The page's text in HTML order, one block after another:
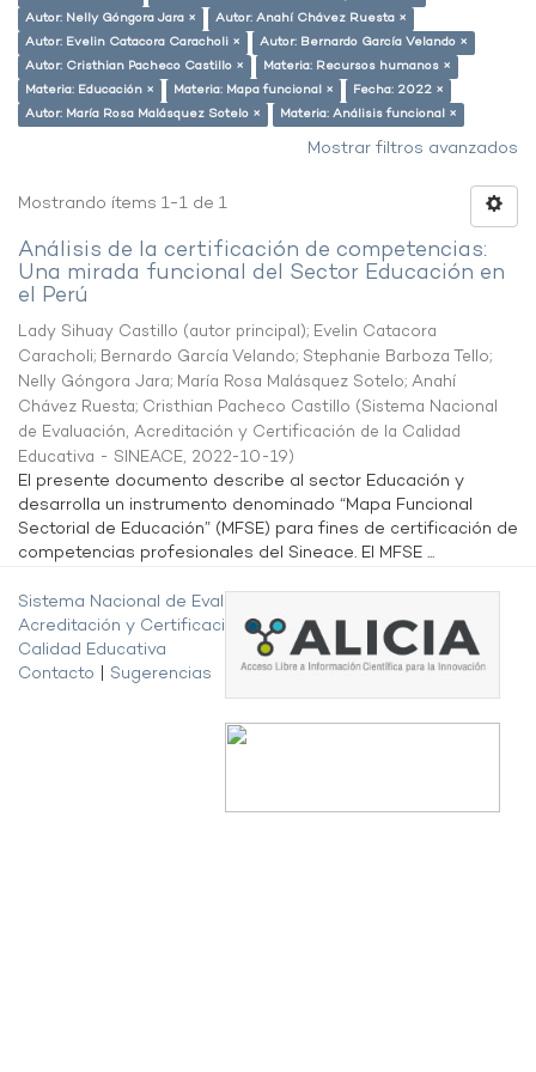
Autor: Nelly Góngora Jara ×
Autor: Anahí Chávez Ruesta ×
Autor: Evelin Catacora Caracholi ×
Autor: Bernardo García Velando ×
Autor: Cristhian Pacheco Castillo ×
Materia: Recursos humanos ×
Materia: Educación ×
Materia: Mapa funcional ×
Fecha: 2022 ×
Autor: María Rosa Malásquez Sotelo ×
Materia: Análisis funcional ×
Mostrar filtros avanzados
Mostrando ítems 1-1 de 1
Análisis de la certificación de competencias:
Una mirada funcional del Sector Educación en
el Perú
Lady Sihuay Castillo (autor principal); Evelin Catacora
Caracholi; Bernardo García Velando; Stephanie Barboza Tello;
Nelly Góngora Jara; María Rosa Malásquez Sotelo; Anahí
Chávez Ruesta; Cristhian Pacheco Castillo (Sistema Nacional
de Evaluación, Acreditación y Certificación de la Calidad
Educativa - SINEACE, 2022-10-19)
El presente documento describe al sector Educación y
desarrolla un instrumento denominado “Mapa Funcional
Sectorial de Educación” (MFSE) para fines de certificación de
competencias profesionales del Sineace. El MFSE ...
Sistema Nacional de Evaluación,
Acreditación y Certificación de la
Calidad Educativa
Contacto
Sugerencias